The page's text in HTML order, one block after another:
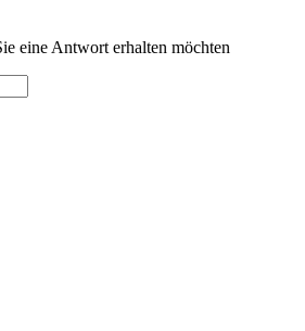
eine Antwort erhalten möchten